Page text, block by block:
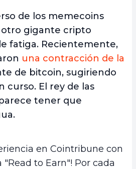
de los memecoins
otro gigante cripto
fatiga. Recientemente,
una contracción de la
de bitcoin, sugiriendo
curso. El rey de las
tener que
en Cointribune con
to Earn"! Por cada